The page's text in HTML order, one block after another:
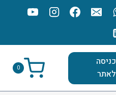
כניסה
לאתר
0